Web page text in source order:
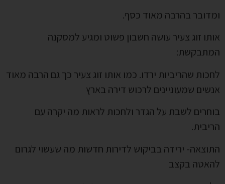
ומדובר בהרבה מאוד כסף.
אותו זוג צעיר עושה חשבון פשוט ומגיע למסקנה
המתבקשת:
לחכות שהריביות ירדו. כמו אותו זוג צעיר כך גם הרבה מאוד
אנשים שמעוניינים לרכוש דירה בארץ
בוחרים לשבת על הגדר ולחכות לראות מה יקרה עם
הריבית.
התוצאה- ירידה בביקוש לדירות חדשות מה שעשוי לגרום
להאטה בקצב